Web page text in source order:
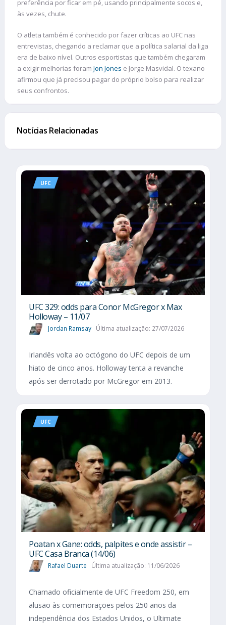
preferência por ficar em pé, usando principalmente socos e,
às vezes, chute.
O atleta também é conhecido por fazer críticas ao UFC nas
entrevistas, chegando a reclamar que a política salarial da liga
era de baixo nível. Outros esportistas que também chegaram
a exigir melhorias foram Jon Jones e Jorge Masvidal. O texano
afirmou que já precisou pagar do próprio bolso para realizar
seus confrontos.
Notícias Relacionadas
UFC
UFC 329: odds para Conor McGregor x Max
Holloway – 11/07
Jordan Ramsay Última atualização: 27/07/2026
Irlandês volta ao octógono do UFC depois de um
hiato de cinco anos. Holloway tenta a revanche
após ser derrotado por McGregor em 2013.
UFC
Poatan x Gane: odds, palpites e onde assistir –
UFC Casa Branca (14/06)
Rafael Duarte Última atualização: 11/06/2026
Chamado oficialmente de UFC Freedom 250, em
alusão às comemorações pelos 250 anos da
independência dos Estados Unidos, o Ultimate